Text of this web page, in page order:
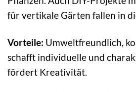
für vertikale Gärten fallen in
Vorteile: Umweltfreundlich,
schafft individuelle und
fördert Kreativität.